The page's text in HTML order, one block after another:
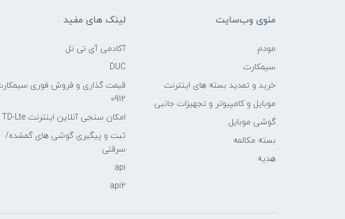
منوی وب‌سایت
مودم
سیمکارت
خرید و تمدید بسته های اینترنت
موبایل و کامپیوتر و تجهیزات جانبی
گوشی موبایل
بسته مکالمه
هدیه
لینک های مفید
آکادمی آی تی تل
DUC
قیمت گذاری و فروش فوری
0912
امکان سنجی آنلاین اینترنت TD-Lte
ثبت و پیگیری گوشی های گمشده/
سرقتی
api
api2